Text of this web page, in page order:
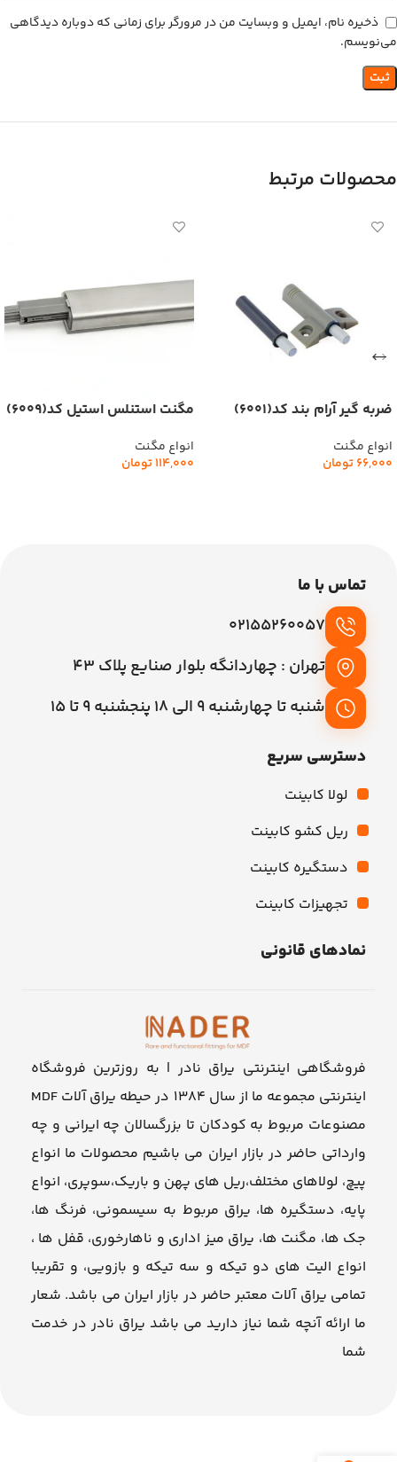
ذخیره نام، ایمیل و وبسایت من در مرورگر برای زمانی که دوباره دیدگاهی
می‌نویسم.
محصولات مرتبط
ضربه گیر آرام بند کد(6001)
انواع مگنت
66,000تومان
مگنت استنلس استیل کد(6009)
انواع مگنت
114,000تومان
تماس با ما
02155260057
تهران : چهاردانگه بلوار صنایع پلاک 43
شنبه تا چهارشنبه 9 الی 18 پنجشنبه 9 تا 15
دسترسی سریع
لولا کابینت
ریل کشو کابینت
دستگیره کابینت
تجهیزات کابینت
نمادهای قانونی
فروشگاهی اینترنتی یراق نادر | به روزترین فروشگاه
اینترنتی مجموعه ما از سال ۱۳۸۴ در حیطه یراق آلات MDF
مصنوعات مربوط به کودکان تا بزرگسالان چه ایرانی و چه
وارداتی حاضر در بازار ایران می باشیم محصولات ما انواع
پیچ، لولاهای مختلف،ریل های پهن و باریک،سوپری، انواع
پایه، دستگیره ها، یراق مربوط به سیسمونی، فرنگ ها،
جک ها، مگنت ها، یراق میز اداری و ناهارخوری، قفل ها ،
انواع الیت های دو تیکه و سه تیکه و بازویی، و تقریبا
تمامی یراق آلات معتبر حاضر در بازار ایران می باشد. شعار
ما ارائه آنچه شما نیاز دارید می باشد یراق نادر در خدمت
شما